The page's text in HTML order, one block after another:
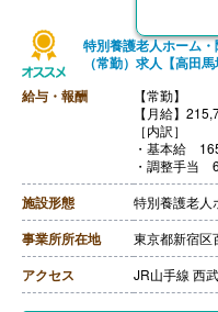
特別養護老人ホーム
（常勤）求人【高田
給与・報酬
【常勤】
【月給】
［内訳］
・基本給
・調整手当
・学習手当
・資格手当
・地域手当
［その他手当
・早出手当
・技術手当
・住宅手当
施設形態 特別養護老人
事業所所在地 東京都新宿区
アクセス JR山手線 西